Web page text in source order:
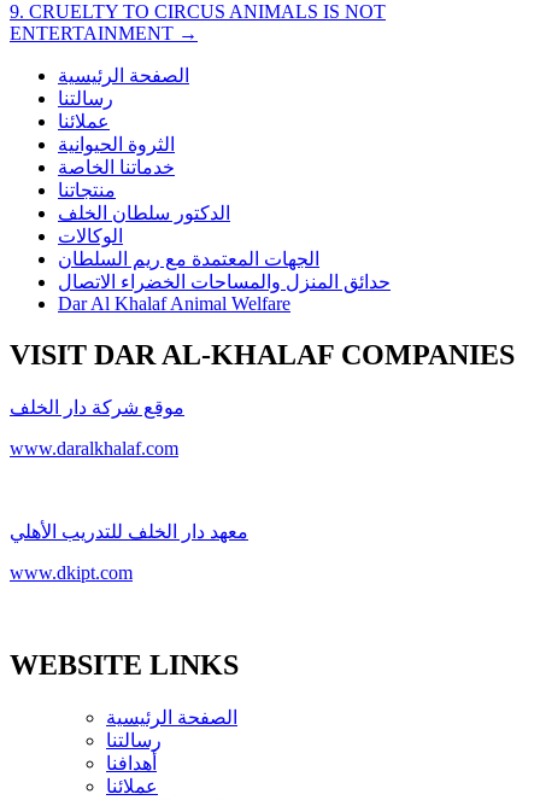
9. CRUELTY TO CIRCUS ANIMALS IS NOT
ENTERTAINMENT →
الصفحة الرئيسية
رسالتنا
عملائنا
الثروة الحيوانية
خدماتنا الخاصة
منتجاتنا
الدكتور سلطان الخلف
الوكالات
الجهات المعتمدة مع ريم السلطان
حدائق المنزل والمساحات الخضراء الاتصال
Dar Al Khalaf Animal Welfare
VISIT DAR AL-KHALAF COMPANIES
موقع شركة دار الخلف
www.daralkhalaf.com
معهد دار الخلف للتدريب الأهلي
www.dkipt.com
WEBSITE LINKS
الصفحة الرئيسية
رسالتنا
أهدافنا
عملائنا